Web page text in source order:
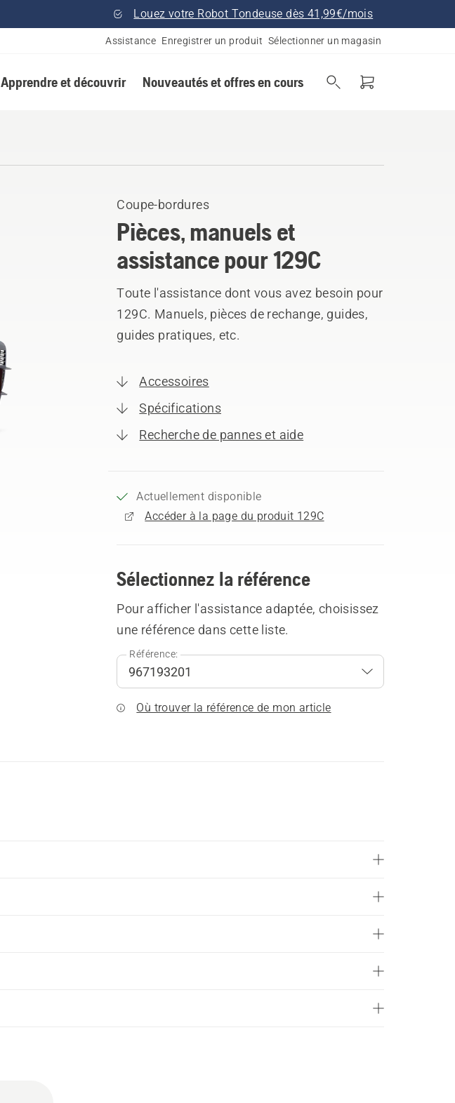
Louez votre Robot Tondeuse dès 41,99€/mois
Assistance Enregistrer un produit Sélectionner un magasin
Apprendre et découvrir Nouveautés et offres en cours
Coupe-bordures
Pièces, manuels et
assistance pour 129C
Toute l'assistance dont vous avez besoin pour
129C. Manuels, pièces de rechange, guides,
guides pratiques, etc.
Accessoires
Spécifications
Recherche de pannes et aide
Actuellement disponible
Accéder à la page du produit 129C
Sélectionnez la référence
Pour afficher l'assistance adaptée, choisissez
une référence dans cette liste.
Référence:
Où trouver la référence de mon article